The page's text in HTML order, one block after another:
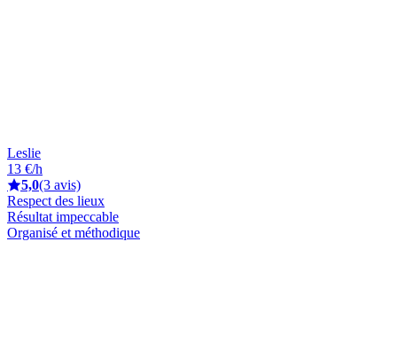
Leslie
13 €/h
5,0(3 avis)
Respect des lieux
Résultat impeccable
Organisé et méthodique